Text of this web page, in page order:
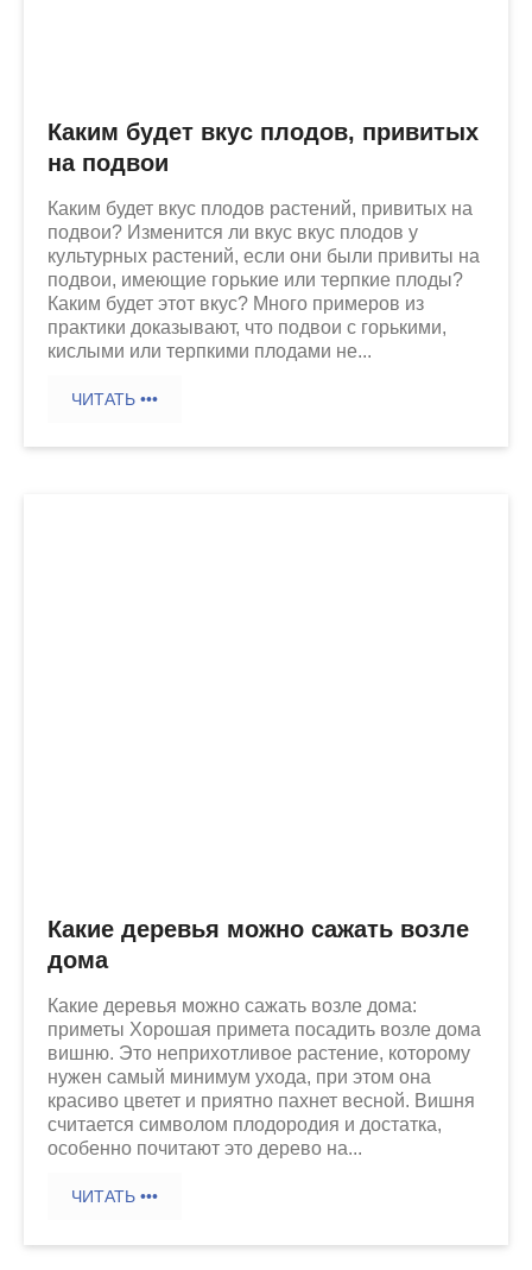
Каким будет вкус плодов, привитых
на подвои
Каким будет вкус плодов растений, привитых на
подвои? Изменится ли вкус вкус плодов у
культурных растений, если они были привиты на
подвои, имеющие горькие или терпкие плоды?
Каким будет этот вкус? Много примеров из
практики доказывают, что подвои с горькими,
кислыми или терпкими плодами не...
ЧИТАТЬ •••
Какие деревья можно сажать возле
дома
Какие деревья можно сажать возле дома:
приметы Хорошая примета посадить возле дома
вишню. Это неприхотливое растение, которому
нужен самый минимум ухода, при этом она
красиво цветет и приятно пахнет весной. Вишня
считается символом плодородия и достатка,
особенно почитают это дерево на...
ЧИТАТЬ •••